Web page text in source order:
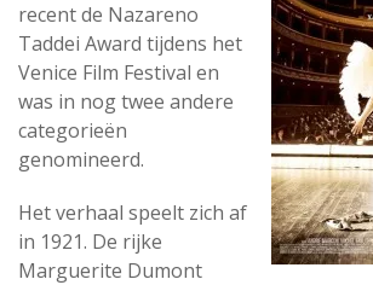
recent de Nazareno
Taddei Award tijdens het
Venice Film Festival en
was in nog twee andere
categorieën
genomineerd.
Het verhaal speelt zich af
in 1921. De rijke
Marguerite Dumont